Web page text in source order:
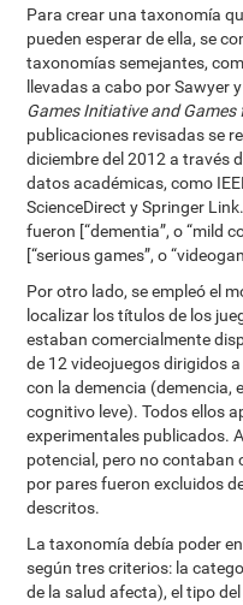
Para crear una taxonomía
pueden esperar de ella, se
taxonomías semejantes,
llevadas a cabo por Sawyer
Games Initiative and
publicaciones revisadas se
diciembre del 2012 a través
datos académicas, como
ScienceDirect y Springer
fueron [“dementia”, o “mild
[“serious games”, o
Por otro lado, se empleó el
localizar los títulos de los
estaban comercialmente
de 12 videojuegos dirigidos
con la demencia (demencia,
cognitivo leve). Todos ellos
experimentales publicados.
potencial, pero no contaban
por pares fueron excluidos
descritos.
La taxonomía debía poder
según tres criterios: la
de la salud afecta), el tipo